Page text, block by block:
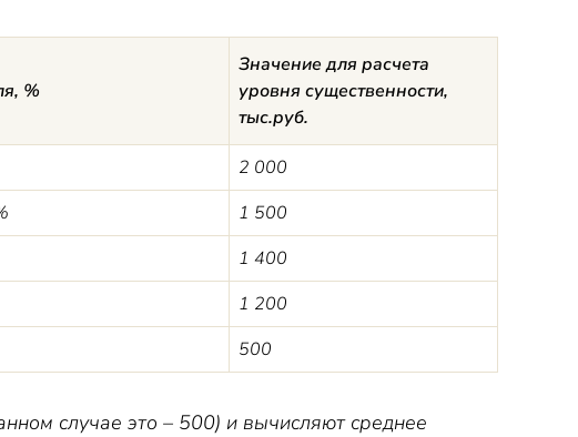
%
Значение для расчета
уровня существенности,
тыс.руб.
2 000
1 500
1 400
1 200
500
случае это – 500) и вычисляют среднее